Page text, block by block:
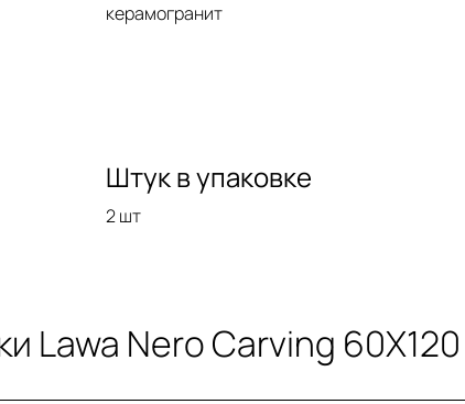
керамогранит
Штук в упаковке
2 шт
Lawa Nero Carving 60X120